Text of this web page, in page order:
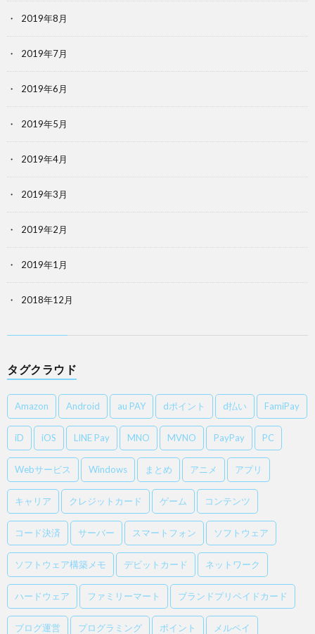
2019年8月
2019年7月
2019年6月
2019年5月
2019年4月
2019年3月
2019年2月
2019年1月
2018年12月
タグクラウド
Amazon Android au PAY dポイント d払い FamiPay
iD iOS LINE Pay MNO MVNO PayPay PC
Webサービス Windows まとめ アニメ アプリ
キャリア クレジットカード ゲーム コンテンツ
コード決済 サーバー スマートフォン ソフトウェア
ソフトウェア構築メモ デビットカード ネットワーク
ハードウェア ファミリーマート ブランドプリペイドカード
ブログ運営 プログラミング ポイント メルペイ